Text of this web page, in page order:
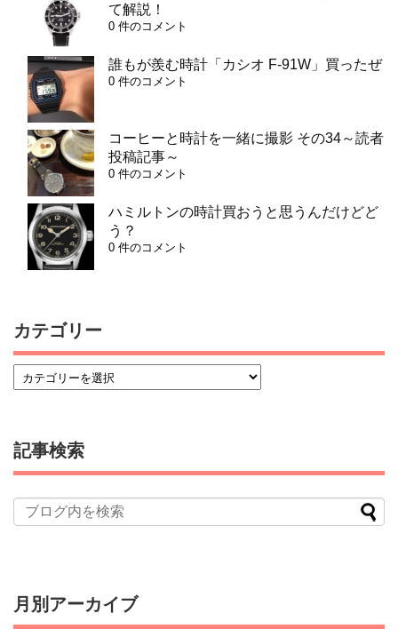
て解説！
0 件のコメント
誰もが羨む時計「カシオ F-91W」買ったぜ
0 件のコメント
コーヒーと時計を一緒に撮影 その34～読者
投稿記事～
0 件のコメント
ハミルトンの時計買おうと思うんだけどど
う？
0 件のコメント
カテゴリー
記事検索
月別アーカイブ